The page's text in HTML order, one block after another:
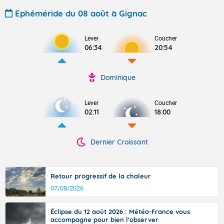
Ephéméride du 08 août à Gignac
Lever
06:34
Coucher
20:54
Dominique
Lever
02:11
Coucher
18:00
Dernier Croissant
Retour progressif de la chaleur
07/08/2026
Éclipse du 12 août 2026 : Météo-France vous
accompagne pour bien l'observer